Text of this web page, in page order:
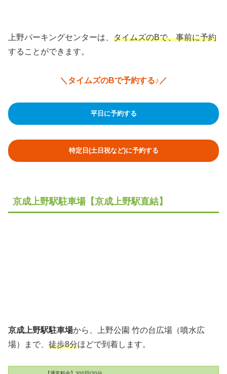
上野パーキングセンターは、 タイムズのBで、事前に予約
することができます。
＼タイムズのBで予約する♪／
平日に予約する
特定日(土日祝など)に予約する
京成上野駅駐車場【京成上野駅直結】
京成上野駅駐車場から、上野公園 竹の台広場（噴水広
場）まで、 徒歩8分ほどで到着します。